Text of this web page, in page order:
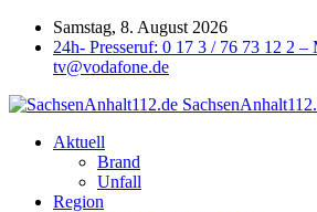
Samstag, 8. August 2026
24h- Presseruf: 0 17 3 / 76 73 12 2
tv@vodafone.de
Aktuell
Brand
Unfall
Region